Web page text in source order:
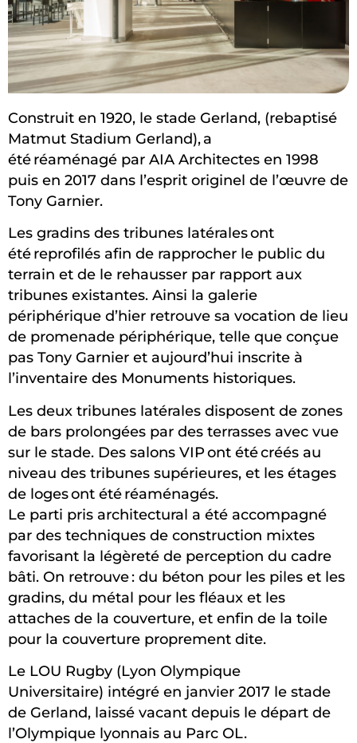
Construit en 1920, le stade Gerland, (rebaptisé
Matmut Stadium Gerland), a
été réaménagé par AIA Architectes en 1998
puis en 2017 dans l’esprit originel de l’œuvre de
Tony Garnier.
Les gradins des tribunes latérales ont
été reprofilés afin de rapprocher le public du
terrain et de le rehausser par rapport aux
tribunes existantes. Ainsi la galerie
périphérique d’hier retrouve sa vocation de lieu
de promenade périphérique, telle que conçue
pas Tony Garnier et aujourd’hui inscrite à
l’inventaire des Monuments historiques.
Les deux tribunes latérales disposent de zones
de bars prolongées par des terrasses avec vue
sur le stade. Des salons VIP ont été créés au
niveau des tribunes supérieures, et les étages
de loges ont été réaménagés.
Le parti pris architectural a été accompagné
par des techniques de construction mixtes
favorisant la légèreté de perception du cadre
bâti. On retrouve : du béton pour les piles et les
gradins, du métal pour les fléaux et les
attaches de la couverture, et enfin de la toile
pour la couverture proprement dite.
Le LOU Rugby (Lyon Olympique
Universitaire) intégré en janvier 2017 le stade
de Gerland, laissé vacant depuis le départ de
l’Olympique lyonnais au Parc OL.